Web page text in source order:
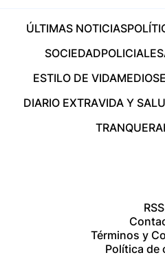
ÚLTIMAS NOTICIAS
SOCIEDADPOLICIALES
ESTILO DE VIDAMEDIOS
DIARIO EXTRAVIDA Y
TRANQUERA
RSS
Términos y
Política de